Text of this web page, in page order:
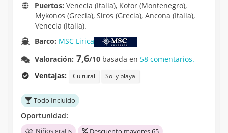
Puertos: Venecia (Italia), Kotor (Montenegro),
Mykonos (Grecia), Siros (Grecia), Ancona (Italia),
Venecia (Italia).
Barco: MSC Lirica
Valoración: 7,6/10 basada en 58 comentarios.
Ventajas:
Cultural Sol y playa
Todo Incluido
Oportunidad:
Niños gratis